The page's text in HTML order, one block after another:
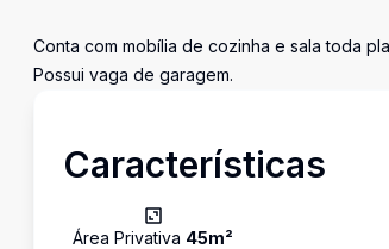
Conta com mobília de cozinha e sala toda
Possui vaga de garagem.
Características
Área Privativa 45m²